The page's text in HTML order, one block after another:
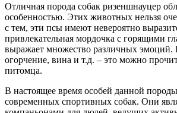
Отличная порода собак ризеншнауцер
особенностью. Этих животных нельзя
с тем, эти псы имеют невероятно
привлекательная мордочка с горящими
выражает множество различных эмоций.
огорчение, вина и т.д. – это можно
питомца.
В настоящее время особей данной
современных спортивных собак. Они